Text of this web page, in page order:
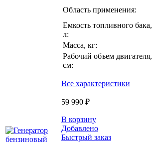
Область применения:
Емкость топливного бака,
л:
Масса, кг:
Рабочий объем двигателя,
см:
Все характеристики
59 990 ₽
В корзину
Добавлено
Быстрый заказ